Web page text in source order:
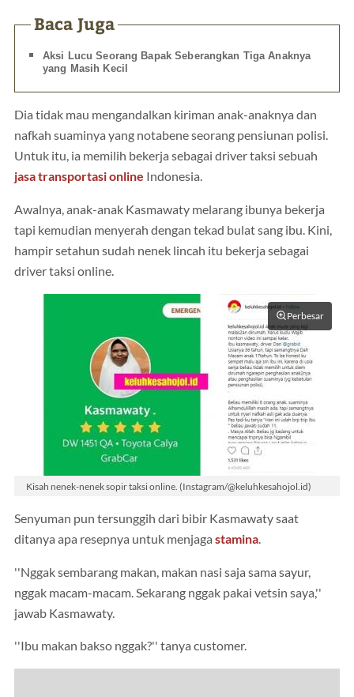
Baca Juga
Aksi Lucu Seorang Bapak Seberangkan Tiga Anaknya
yang Masih Kecil
Dia tidak mau mengandalkan kiriman anak-anaknya dan
nafkah suaminya yang notabene seorang pensiunan polisi.
Untuk itu, ia memilih bekerja sebagai driver taksi sebuah
jasa transportasi online Indonesia.
Awalnya, anak-anak Kasmawaty melarang ibunya bekerja
tapi kemudian menyerah dengan tekad bulat sang ibu. Kini,
hampir setahun sudah nenek lincah itu bekerja sebagai
driver taksi online.
Perbesar
Kisah nenek-nenek sopir taksi online. (Instagram/@keluhkesahojol.id)
Senyuman pun tersunggih dari bibir Kasmawaty saat
ditanya apa resepnya untuk menjaga stamina.
''Nggak sembarang makan, makan nasi saja sama sayur,
nggak macam-macam. Sekarang nggak pakai vetsin saya,''
jawab Kasmawaty.
''Ibu makan bakso nggak?'' tanya customer.